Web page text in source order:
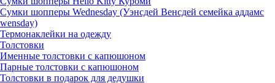
Сумки шопперы Wednesday (Уэнсдей Венсдей семейка аддамс
wensday)
Термонаклейки на одежду
Толстовки
Именные толстовки с капюшоном
Парные толстовки с капюшоном
Толстовки в подарок для дедушки